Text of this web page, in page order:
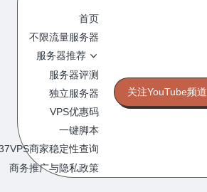
7
V
P
S
主
机
评
的
VPS
网
站
首页
不限流量服务器
服务器推荐
服务器评测
独立服务器
VPS优惠码
一键脚本
商家稳定性查询
商务推广与隐私政策
关注YouTube频道